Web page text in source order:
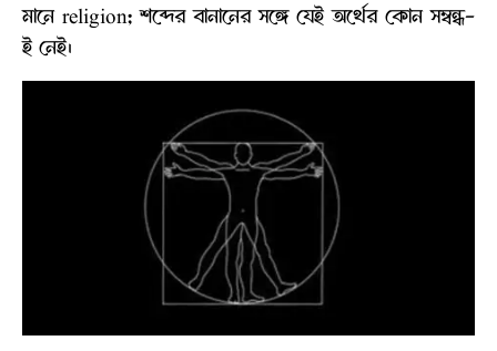
মানে religion; শব্দের বানানের সঙ্গে যেই অর্থের কোন সম্বন্ধ-
ই নেই।